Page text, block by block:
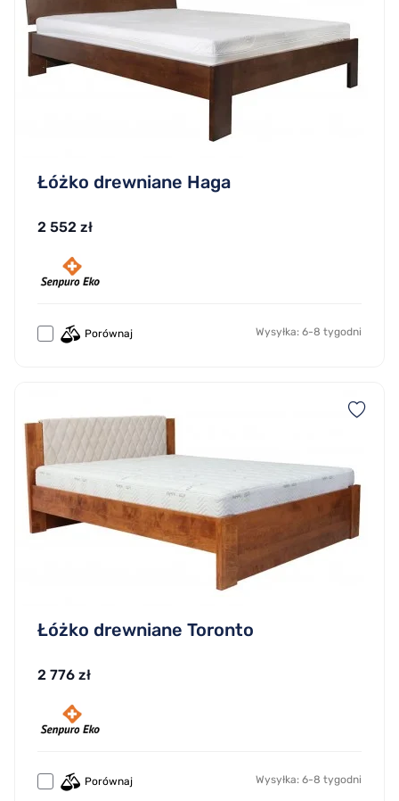
Łóżko drewniane Haga
2 552 zł
Porównaj Wysyłka: 6-8 tygodni
Łóżko drewniane Toronto
2 776 zł
Porównaj Wysyłka: 6-8 tygodni